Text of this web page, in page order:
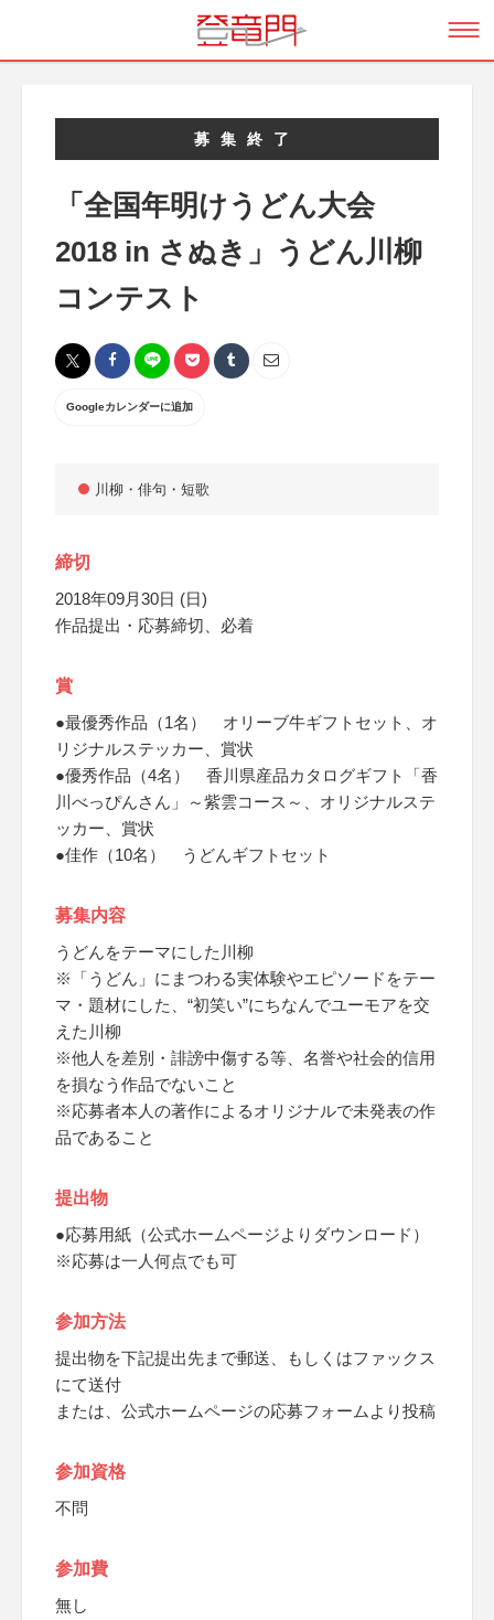
募集終了
「全国年明けうどん大会
2018 in さぬき」うどん川柳
コンテスト
Googleカレンダーに追加
川柳・俳句・短歌
締切
2018年09月30日 (日)
作品提出・応募締切、必着
賞
●最優秀作品（1名） オリーブ牛ギフトセット、オ
リジナルステッカー、賞状
●優秀作品（4名） 香川県産品カタログギフト「香
川べっぴんさん」～紫雲コース～、オリジナルステ
ッカー、賞状
●佳作（10名） うどんギフトセット
募集内容
うどんをテーマにした川柳
※「うどん」にまつわる実体験やエピソードをテー
マ・題材にした、“初笑い”にちなんでユーモアを交
えた川柳
※他人を差別・誹謗中傷する等、名誉や社会的信用
を損なう作品でないこと
※応募者本人の著作によるオリジナルで未発表の作
品であること
提出物
●応募用紙（公式ホームページよりダウンロード）
※応募は一人何点でも可
参加方法
提出物を下記提出先まで郵送、もしくはファックス
にて送付
または、公式ホームページの応募フォームより投稿
参加資格
不問
参加費
無し